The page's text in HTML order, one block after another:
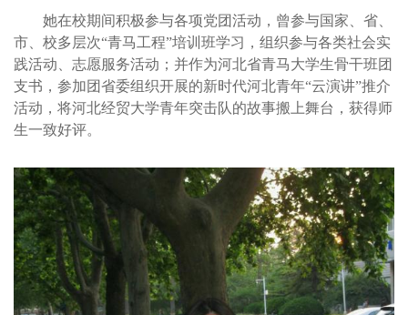
她在校期间积极参与各项党团活动，曾参与国家、省、
市、校多层次“青马工程”培训班学习，组织参与各类社会实
践活动、志愿服务活动；并作为河北省青马大学生骨干班团
支书，参加团省委组织开展的新时代河北青年“云演讲”推介
活动，将河北经贸大学青年突击队的故事搬上舞台，获得师
生一致好评。